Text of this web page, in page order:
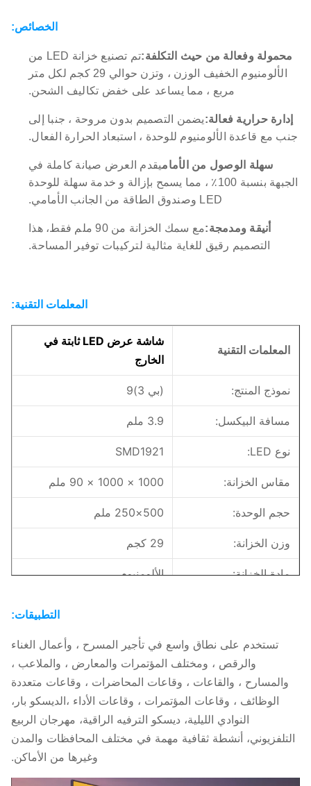
الخصائص:
محمولة وفعالة من حيث التكلفة:
تم تصنيع خزانة LED من
الألومنيوم الخفيف الوزن ، وتزن حوالي 29 كجم لكل متر
مربع ، مما يساعد على خفض تكاليف الشحن.
إدارة حرارية فعالة:يضمن التصميم بدون مروحة ، جنبا إلى
جنب مع قاعدة الألومنيوم للوحدة ، استبعاد الحرارة الفعال.
سهلة الوصول من الأماميقدم العرض صيانة كاملة في
الجبهة بنسبة 100٪ ، مما يسمح بإزالة و خدمة سهلة للوحدة
LED وصندوق الطاقة من الجانب الأمامي.
أنيقة ومدمجة:
مع سمك الخزانة من 90 ملم فقط، هذا
التصميم رقيق للغاية مثالية لتركيبات توفير المساحة.
المعلمات التقنية:
المعلمات التقنية
شاشة عرض LED ثابتة في
الخارج
نموذج المنتج: (بي 3)9
مسافة البيكسل: 3.9 ملم
نوع LED: SMD1921
مقاس الخزانة: 1000 × 1000 × 90 ملم
حجم الوحدة: 500×250 ملم
وزن الخزانة: 29 كجم
مادة الخزانة: الألومنيوم
القوة القصوى: 800/265 واط/م 2
الصيانة: الخدمة الأمامية
الاستخدام في الهواء الطلق
F: IP65، R: IP65
التطبيقات:
تستخدم على نطاق واسع في تأجير المسرح ، وأعمال الغناء
والرقص ، ومختلف المؤتمرات والمعارض ، والملاعب ،
والمسارح ، والقاعات ، وقاعات المحاضرات ، وقاعات متعددة
الوظائف ، وقاعات المؤتمرات ، وقاعات الأداء ،الديسكو بار،
النوادي الليلية، ديسكو الترفيه الراقية، مهرجان الربيع
التلفزيوني، أنشطة ثقافية مهمة في مختلف المحافظات والمدن
وغيرها من الأماكن.